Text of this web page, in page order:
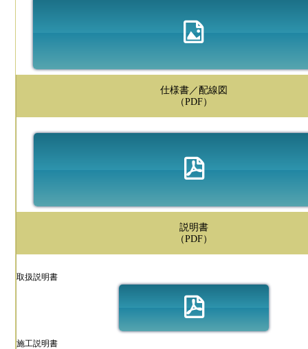
仕様書／配線図
（PDF）
説明書
（PDF）
取扱説明書
施工説明書